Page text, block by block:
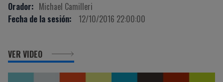
Orador: Michael Camilleri
Fecha de la sesión:
12/10/2016 22:00:00
VER VIDEO